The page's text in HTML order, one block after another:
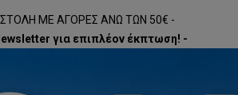
ΜΕ ΑΓΟΡΕΣ ΑΝΩ ΤΩΝ 50€ -
για επιπλέον έκπτωση! -